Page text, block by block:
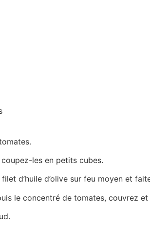
les en petits cubes.
d’huile d’olive sur feu moyen et
le concentré de tomates, couvrez